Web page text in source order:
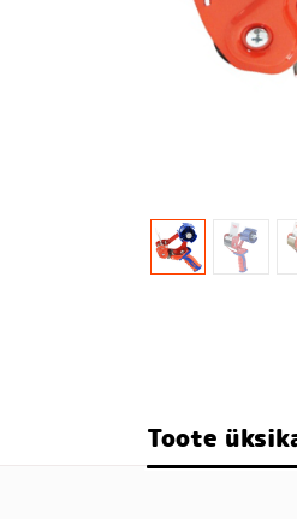
Laokarbid, laokastid
Toote